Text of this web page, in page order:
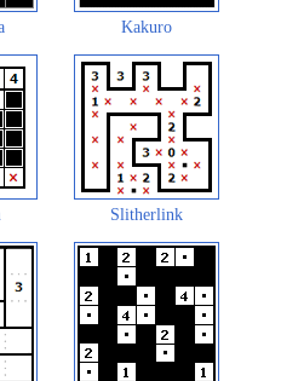
Kakuro
Slitherlink